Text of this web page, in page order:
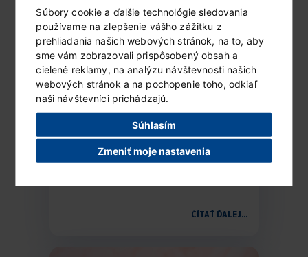
Súbory cookie a ďalšie technológie sledovania
používame na zlepšenie vášho zážitku z
prehliadania našich webových stránok, na to, aby
sme vám zobrazovali prispôsobený obsah a
cielené reklamy, na analýzu návštevnosti našich
webových stránok a na pochopenie toho, odkiaľ
naši návštevníci prichádzajú.
Súhlasím
Zmeniť moje nastavenia
Karamelový dezert do pohára
Ingrediencie (2 porcie) 250 g
ČÍTAŤ ĎALEJ...